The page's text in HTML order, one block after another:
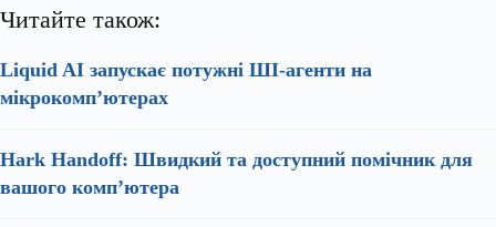
Читайте також:
Liquid AI запускає потужні ШІ-агенти на
мікрокомп’ютерах
Hark Handoff: Швидкий та доступний помічник для
вашого комп’ютера